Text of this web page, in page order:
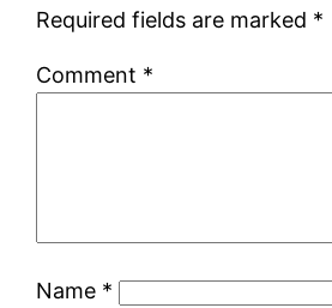
Required fields are marked *
Comment *
Name *